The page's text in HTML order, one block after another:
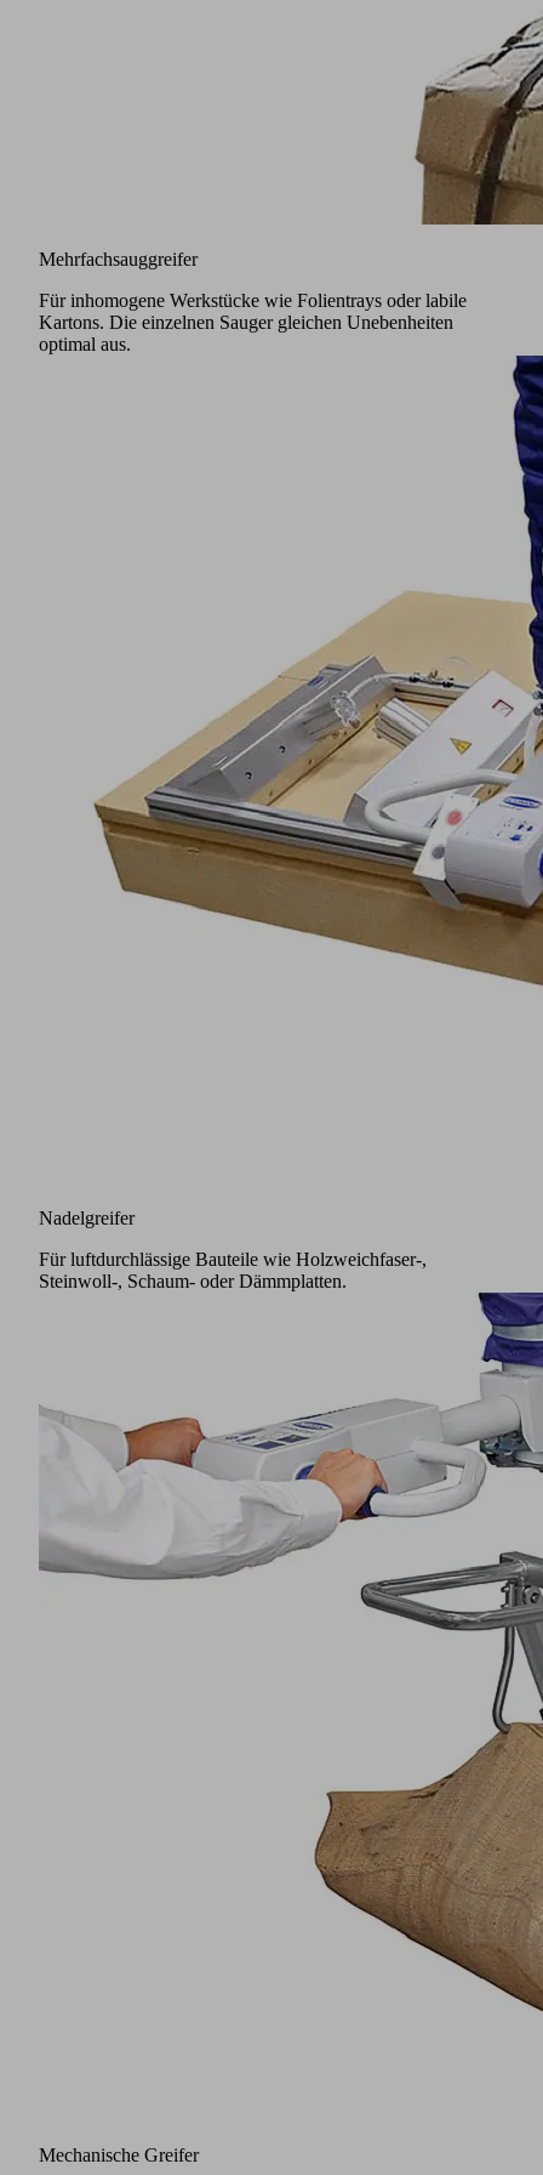
Mehrfachsauggreifer
Für inhomogene Werkstücke wie Folientrays oder labile
Kartons. Die einzelnen Sauger gleichen Unebenheiten
optimal aus.
Nadelgreifer
Für luftdurchlässige Bauteile wie Holzweichfaser-,
Steinwoll-, Schaum- oder Dämmplatten.
Mechanische Greifer